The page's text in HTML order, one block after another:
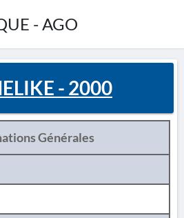
- AGO
- 2000
Générales